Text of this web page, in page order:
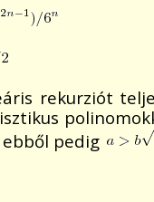
rekurziót
ebből pedig